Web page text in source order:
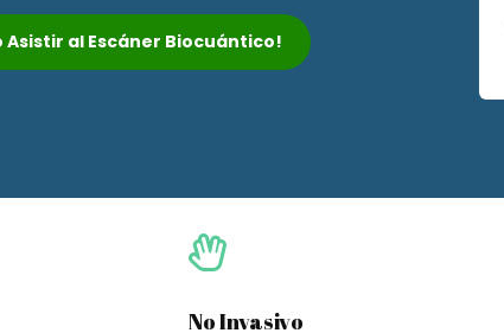
Asistir al Escáner Biocuántico!

No Invasivo